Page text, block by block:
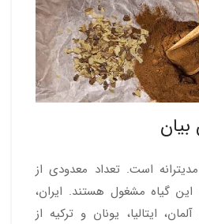
است. تعداد معدودی از
گیاه مشغول هستند. ایران،
ایتالیا، یونان و ترکیه از